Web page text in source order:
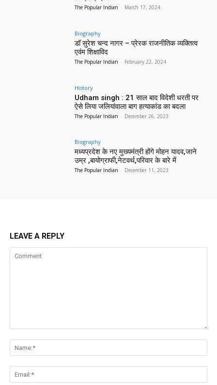
The Popular Indian - March 17, 2024
Biography
डॉ सुरेश चन्द नागर – प्रेरक राजनीतिक व्यक्तित्व
एवंम शिक्षाविद
The Popular Indian - February 22, 2024
History
Udham singh : 21 साल बाद विदेशी धरती पर
ऐसे लिया जलियांवाला बाग हत्याकांड का बदला
The Popular Indian - December 26, 2023
Biography
मध्यप्रदेश के नए मुख्यमंत्री होंगे मोहन यादव,जाने
उम्र ,बायोग्राफी,नेटवर्थ,परिवार के बारे में
The Popular Indian - December 11, 2023
LEAVE A REPLY